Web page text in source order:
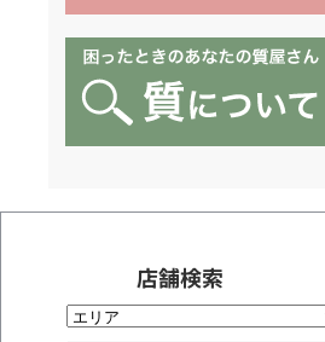
店舗検索